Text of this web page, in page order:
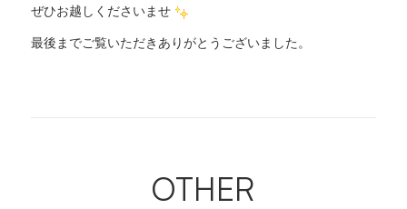
ぜひお越しくださいませ
最後までご覧いただきありがとうございました。
OTHER